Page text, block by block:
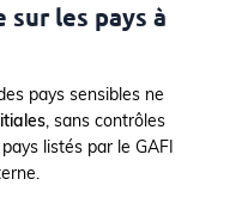
les pays à
pays sensibles ne
, sans contrôles
listés par le GAFI